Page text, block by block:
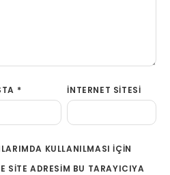
* İNTERNET SITESI
KULLANILMASI IÇIN
SITE ADRESIM BU TARAYICIYA